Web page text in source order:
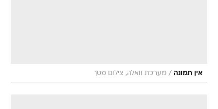
אין תמונה / מערכת וואלה, צילום מסך